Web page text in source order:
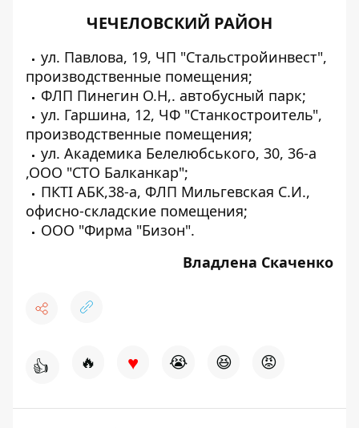
ЧЕЧЕЛОВСКИЙ РАЙОН
ул. Павлова, 19, ЧП "Стальстройинвест",
производственные помещения;
ФЛП Пинегин О.Н,. автобусный парк;
ул. Гаршина, 12, ЧФ "Станкостроитель",
производственные помещения;
ул. Академика Белелюбського, 30, 36-а
,ООО "СТО Балканкар";
ПКТІ АБК,38-а, ФЛП Мильгевская С.И.,
офисно-складские помещения;
ООО "Фирма "Бизон".
Владлена Скаченко
👍 🔥 ♥ 😭 😆 😡